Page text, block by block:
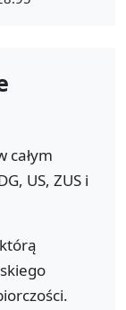
całym
US, ZUS i